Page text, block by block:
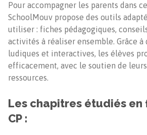
Pour accompagner les parents dans
SchoolMouv propose des outils
utiliser : fiches pédagogiques,
activités à réaliser ensemble. Grâce à
ludiques et interactives, les élèves
efficacement, avec le soutien de
ressources.
Les chapitres étudiés en
CP :